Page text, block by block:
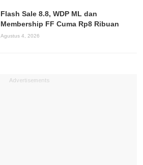
Flash Sale 8.8, WDP ML dan
Membership FF Cuma Rp8 Ribuan
Agustus 4, 2026
Advertisements